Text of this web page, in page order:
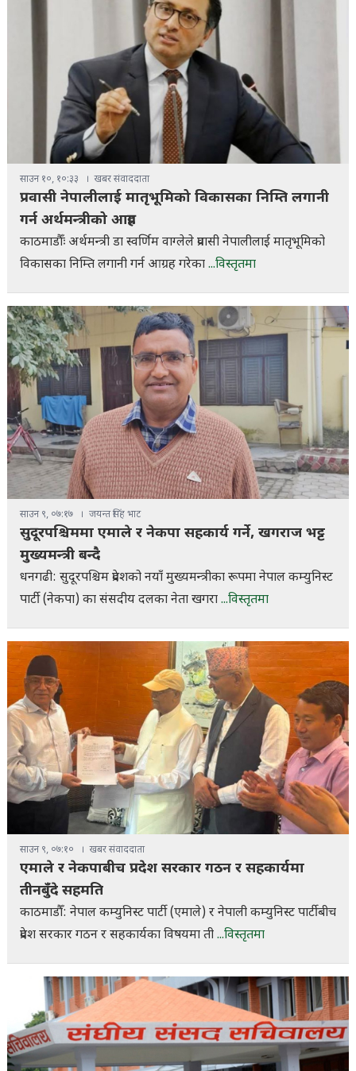
साउन १०, १०:३३ खबर संवाददाता
प्रवासी नेपालीलाई मातृभूमिको विकासका निम्ति लगानी
गर्न अर्थमन्त्रीको आग्रह
काठमाडौँः अर्थमन्त्री डा स्वर्णिम वाग्लेले प्रवासी नेपालीलाई मातृभूमिको
विकासका निम्ति लगानी गर्न आग्रह गरेका...विस्तृतमा
साउन ९, ०७:१७ जयन्त सिंह भाट
सुदूरपश्चिममा एमाले र नेकपा सहकार्य गर्ने, खगराज भट्ट
मुख्यमन्त्री बन्दै
धनगढी: सुदूरपश्चिम प्रदेशको नयाँ मुख्यमन्त्रीका रूपमा नेपाल कम्युनिस्ट
पार्टी (नेकपा) का संसदीय दलका नेता खगरा...विस्तृतमा
साउन ९, ०७:१० खबर संवाददाता
एमाले र नेकपाबीच प्रदेश सरकार गठन र सहकार्यमा
तीनबुँदे सहमति
काठमाडौँ: नेपाल कम्युनिस्ट पार्टी (एमाले) र नेपाली कम्युनिस्ट पार्टीबीच
प्रदेश सरकार गठन र सहकार्यका विषयमा ती...विस्तृतमा